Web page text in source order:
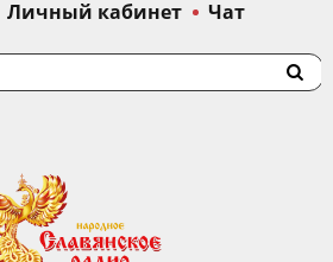
Личный кабинет Чат